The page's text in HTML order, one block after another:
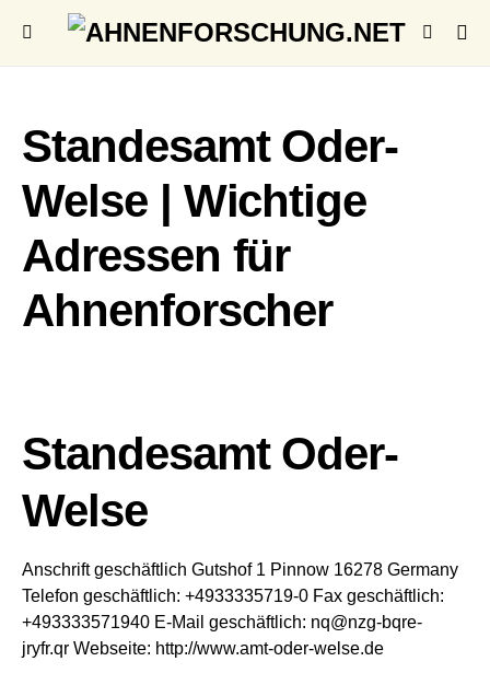
Standesamt Oder-
Welse | Wichtige
Adressen für
Ahnenforscher
Standesamt Oder-
Welse
Anschrift geschäftlich Gutshof 1 Pinnow 16278 Germany
Telefon geschäftlich: +4933335719-0 Fax geschäftlich:
+493333571940 E-Mail geschäftlich: nq@nzg-bqre-
jryfr.qr Webseite: http://www.amt-oder-welse.de